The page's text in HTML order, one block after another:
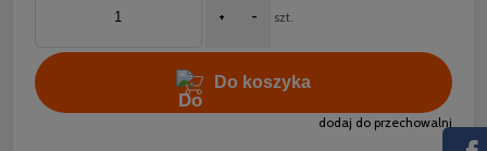
+ - szt.
Do koszyka
dodaj do przechowalni